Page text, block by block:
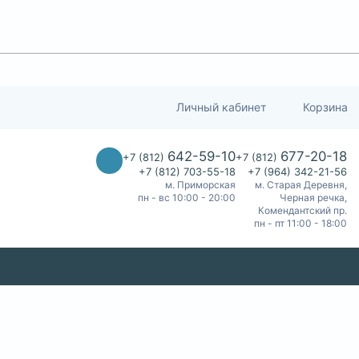
Личный кабинет Корзина
+7 (812) 642-59-10
+7 (812) 703-55-18
м. Приморская
пн - вс 10:00 - 20:00
+7 (812) 677-20-18
+7 (964) 342-21-56
м. Старая Деревня,
Черная речка,
Комендантский пр.
пн - пт 11:00 - 18:00